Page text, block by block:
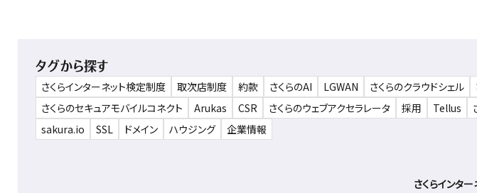
タグから探す
さくらインターネット検定制度 取次店制度 約款 さくらのAI LGWAN さくらのクラウドシェル
さくらのセキュアモバイルコネクト
Arukas CSR さくらのウェブアクセラレータ 採用 Tellus
sakura.io
SSL ドメイン ハウジング 企業情報
さくらインタ